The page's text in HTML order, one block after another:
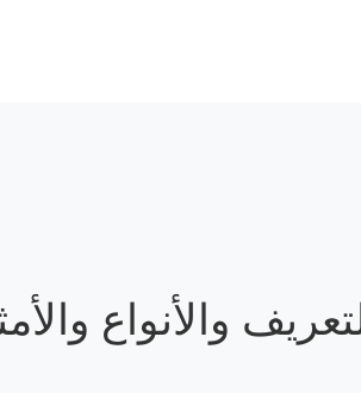
والأنواع